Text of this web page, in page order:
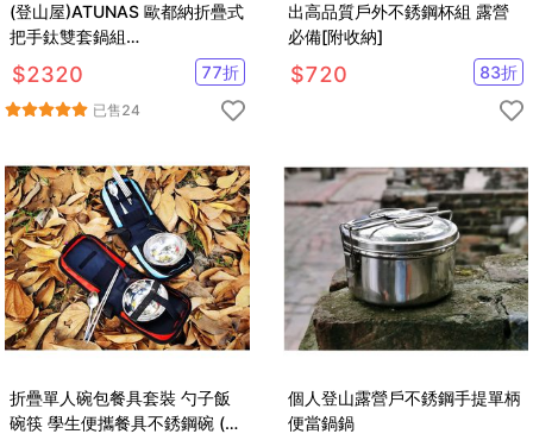
(登山屋)ATUNAS 歐都納折疊式
把手鈦雙套鍋組
(1100ML/750ML)A2ACBB12N
$2320 77折
已售24
出高品質戶外不銹鋼杯組 露營
必備[附收納]
$720 83折
折疊單人碗包餐具套裝 勺子飯
碗筷 學生便攜餐具不銹鋼碗 (一
個人登山露營戶不銹鋼手提單柄
便當鍋鍋